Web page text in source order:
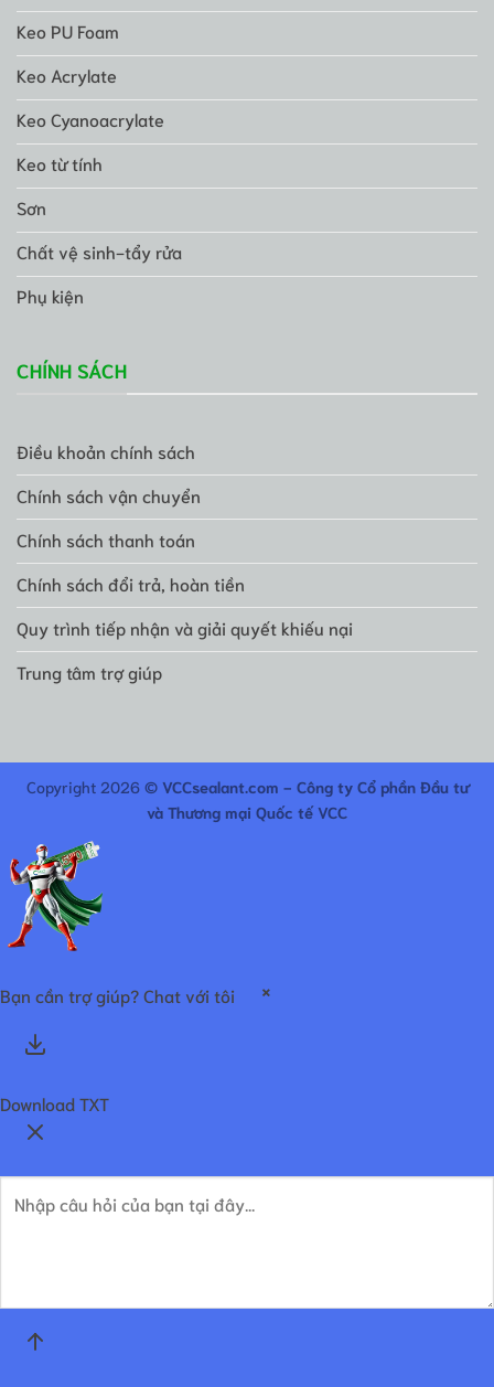
Keo PU Foam
Keo Acrylate
Keo Cyanoacrylate
Keo từ tính
Sơn
Chất vệ sinh-tẩy rửa
Phụ kiện
CHÍNH SÁCH
Điều khoản chính sách
Chính sách vận chuyển
Chính sách thanh toán
Chính sách đổi trả, hoàn tiền
Quy trình tiếp nhận và giải quyết khiếu nại
Trung tâm trợ giúp
Copyright 2026 © VCCsealant.com - Công ty Cổ phần Đầu tư
và Thương mại Quốc tế VCC
Bạn cần trợ giúp? Chat với tôi ×
Download TXT